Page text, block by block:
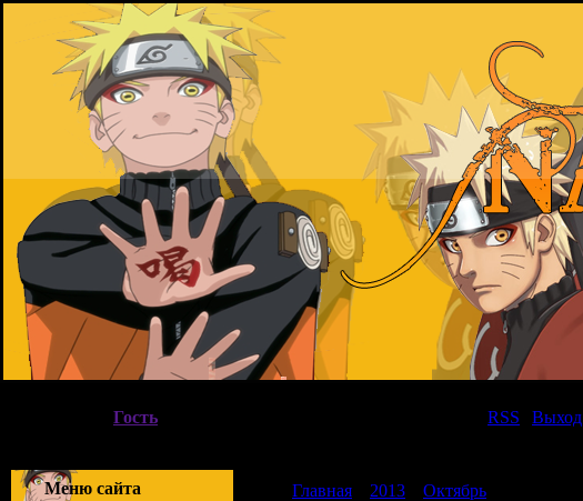
Гость RSS Выход
Меню сайта
Главная 2013 Октябрь